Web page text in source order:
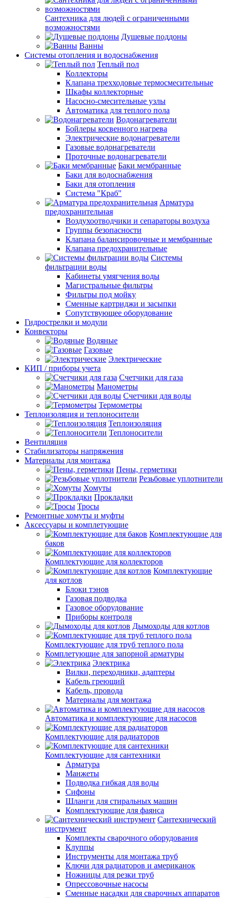
Сантехника для людей с ограниченными
возможностями
Душевые поддоны
Ванны
Системы отопления и водоснабжения
Теплый пол
Коллекторы
Клапана трехходовые термосмесительные
Шкафы коллекторные
Насосно-смесительные узлы
Автоматика для теплого пола
Водонагреватели
Бойлеры косвенного нагрева
Электрические водонагреватели
Газовые водонагреватели
Проточные водонагреватели
Баки мембранные
Баки для водоснабжения
Баки для отопления
Система "Краб"
Арматура
предохранительная
Воздухоотводчики и сепараторы воздуха
Группы безопасности
Клапана балансировочные и мембранные
Клапана предохранительные
Системы
фильтрации воды
Кабинеты умягчения воды
Магистральные фильтры
Фильтры под мойку
Сменные картриджи и засыпки
Сопутствующее оборудование
Гидрострелки и модули
Конвекторы
Водяные
Газовые
Электрические
КИП / приборы учета
Счетчики для газа
Манометры
Счетчики для воды
Термометры
Теплоизоляция и теплоносители
Теплоизоляция
Теплоносители
Вентиляция
Стабилизаторы напряжения
Материалы для монтажа
Пены, герметики
Резьбовые уплотнители
Хомуты
Прокладки
Тросы
Ремонтные хомуты и муфты
Аксессуары и комплетующие
Комплектующие для
баков
Комплектующие для коллекторов
Комплектующие
для котлов
Блоки тэнов
Газовая подводка
Газовое оборудование
Приборы контроля
Дымоходы для котлов
Комплектующие для труб теплого пола
Комплетующие для запорной арматуры
Электрика
Вилки, переходники, адаптеры
Кабель греющий
Кабель, провода
Материалы для монтажа
Автоматика и комплектующие для насосов
Комплектующие для радиаторов
Комплектующие для сантехники
Арматура
Манжеты
Подводка гибкая для воды
Сифоны
Шланги для стиральных машин
Комплектующие для фаянса
Сантехнический
инструмент
Комплекты сварочного оборудования
Клуппы
Инструменты для монтажа труб
Ключи для радиаторов и американок
Ножницы для резки труб
Опрессовочные насосы
Сменные насадки для сварочных аппаратов